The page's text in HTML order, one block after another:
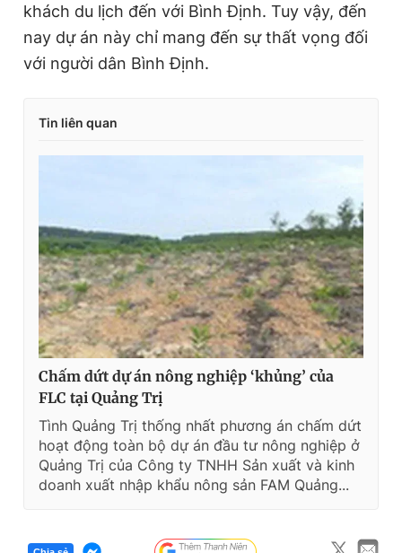
khách du lịch đến với Bình Định. Tuy vậy, đến
nay dự án này chỉ mang đến sự thất vọng đối
với người dân Bình Định.
Tin liên quan
Chấm dứt dự án nông nghiệp ‘khủng’ của
FLC tại Quảng Trị
Tình Quảng Trị thống nhất phương án chấm dứt
hoạt động toàn bộ dự án đầu tư nông nghiệp ở
Quảng Trị của Công ty TNHH Sản xuất và kinh
doanh xuất nhập khẩu nông sản FAM Quảng...